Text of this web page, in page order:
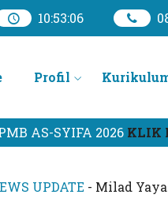
10:53:08
Profil
SYIFA 2026KLIK
UPDATE - Milad